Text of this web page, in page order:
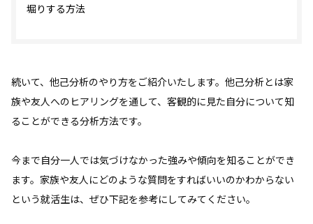
堀りする方法
続いて、他己分析のやり方をご紹介いたします。他己分析とは家
族や友人へのヒアリングを通して、客観的に見た自分について知
ることができる分析方法です。
今まで自分一人では気づけなかった強みや傾向を知ることができ
ます。家族や友人にどのような質問をすればいいのかわからない
という就活生は、ぜひ下記を参考にしてみてください。